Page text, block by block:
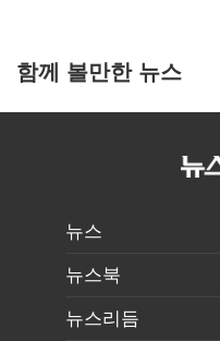
함께 볼만한 뉴스
뉴스
뉴스북
뉴스리듬